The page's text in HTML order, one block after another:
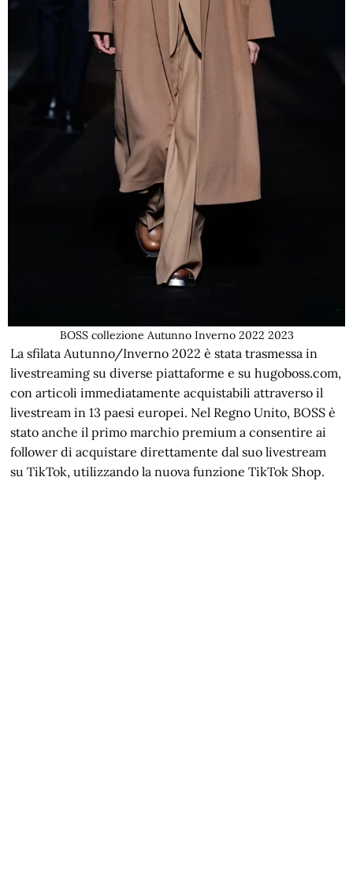
BOSS collezione Autunno Inverno 2022 2023
La sfilata Autunno/Inverno 2022 è stata trasmessa in
livestreaming su diverse piattaforme e su hugoboss.com,
con articoli immediatamente acquistabili attraverso il
livestream in 13 paesi europei. Nel Regno Unito, BOSS è
stato anche il primo marchio premium a consentire ai
follower di acquistare direttamente dal suo livestream
su TikTok, utilizzando la nuova funzione TikTok Shop.